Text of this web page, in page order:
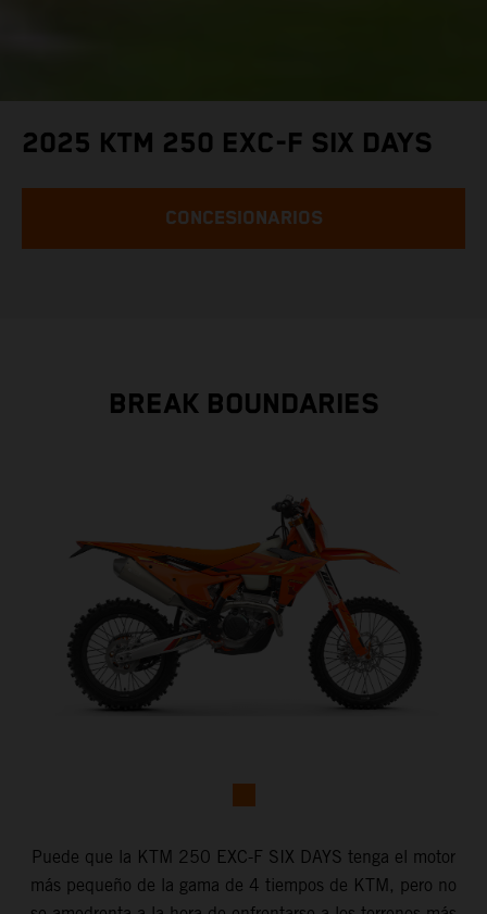
2025 KTM 250 EXC-F SIX DAYS
CONCESIONARIOS
BREAK BOUNDARIES
Puede que la KTM 250 EXC-F SIX DAYS tenga el motor
más pequeño de la gama de 4 tiempos de KTM, pero no